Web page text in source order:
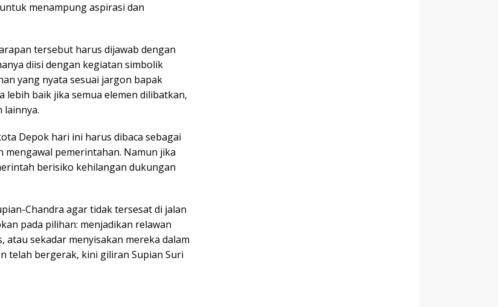
menampung aspirasi dan
tersebut harus dijawab dengan
diisi dengan kegiatan simbolik
yang nyata sesuai jargon bapak
lebih baik jika semua elemen dilibatkan,
lainnya.
Depok hari ini harus dibaca sebagai
pemerintahan. Namun jika
berisiko kehilangan dukungan
Chandra agar tidak tersesat di jalan
pada pilihan: menjadikan relawan
sekadar menyisakan mereka dalam
telah bergerak, kini giliran Supian Suri